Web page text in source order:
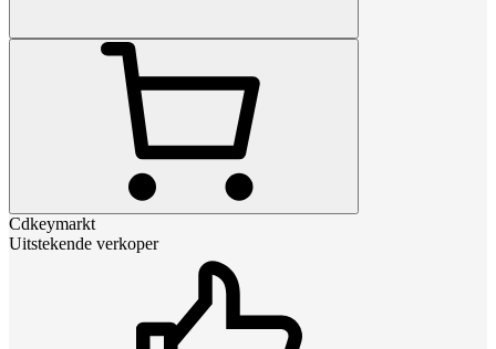
Cdkeymarkt
Uitstekende verkoper